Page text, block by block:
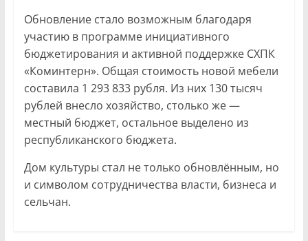
Обновление стало возможным благодаря
участию в программе инициативного
бюджетирования и активной поддержке СХПК
«Коминтерн». Общая стоимость новой мебели
составила 1 293 833 рубля. Из них 130 тысяч
рублей внесло хозяйство, столько же —
местный бюджет, остальное выделено из
республиканского бюджета.
Дом культуры стал не только обновлённым, но
и символом сотрудничества власти, бизнеса и
сельчан.